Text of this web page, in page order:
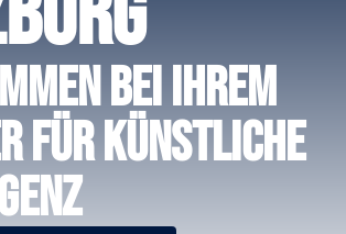
bei Ihrem
für Künstliche